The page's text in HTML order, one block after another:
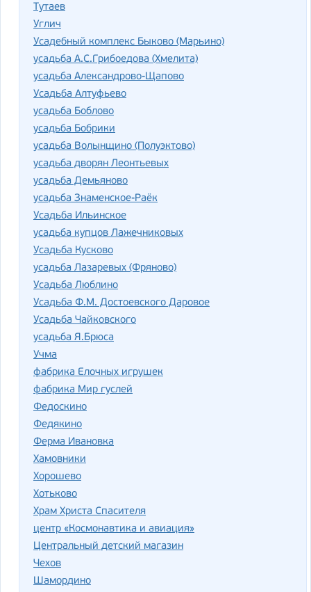
Тутаев
Углич
Усадебный комплекс Быково (Марьино)
усадьба А.С.Грибоедова (Хмелита)
усадьба Александрово-Щапово
Усадьба Алтуфьево
усадьба Боблово
усадьба Бобрики
усадьба Волынщино (Полуэктово)
усадьба дворян Леонтьевых
усадьба Демьяново
усадьба Знаменское-Раёк
Усадьба Ильинское
усадьба купцов Лажечниковых
Усадьба Кусково
усадьба Лазаревых (Фряново)
Усадьба Люблино
Усадьба Ф.М. Достоевского Даровое
Усадьба Чайковского
усадьба Я.Брюса
Учма
фабрика Елочных игрушек
фабрика Мир гуслей
Федоскино
Федякино
Ферма Ивановка
Хамовники
Хорошево
Хотьково
Храм Христа Спасителя
центр «Космонавтика и авиация»
Центральный детский магазин
Чехов
Шамордино